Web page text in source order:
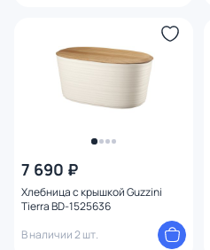
7 690 ₽
Хлебница с крышкой Guzzini
Tierra BD-1525636
В наличии 2 шт.